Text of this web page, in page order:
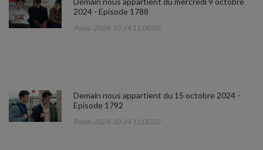
2024 - Episode 1788
Posté :2024-10-14 11:00:02
Demain nous appartient du 15 octobre 2024 -
Episode 1792
Posté :2024-10-14 11:00:02